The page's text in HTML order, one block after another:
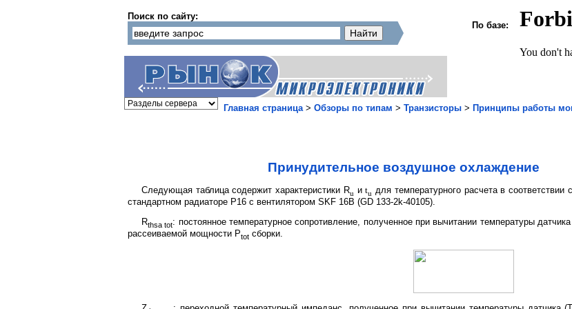
Поиск по сайту:
По базе:
Главная страница> Обзоры по типам > Транзисторы > Принципы работы
Принудительное воздушное охлаждение
Следующая таблица содержит характеристики Ru иtu для температурного расчета в
стандартном радиаторе Р16 с вентилятором SKF 16B (GD 133-2k-40105).
Rthsa tot: постоянное температурное сопротивление, полученное при вычитании температуры
рассеиваемой мощности Ptot сборки.